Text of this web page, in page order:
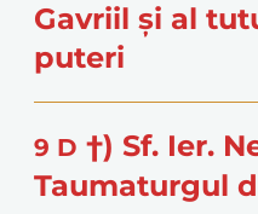
Gavriil și al
puteri
9 D †) Sf. Ier.
Taumaturgul